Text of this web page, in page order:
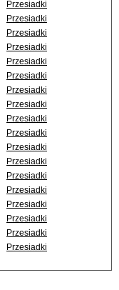
Przesiadki
Przesiadki
Przesiadki
Przesiadki
Przesiadki
Przesiadki
Przesiadki
Przesiadki
Przesiadki
Przesiadki
Przesiadki
Przesiadki
Przesiadki
Przesiadki
Przesiadki
Przesiadki
Przesiadki
Przesiadki